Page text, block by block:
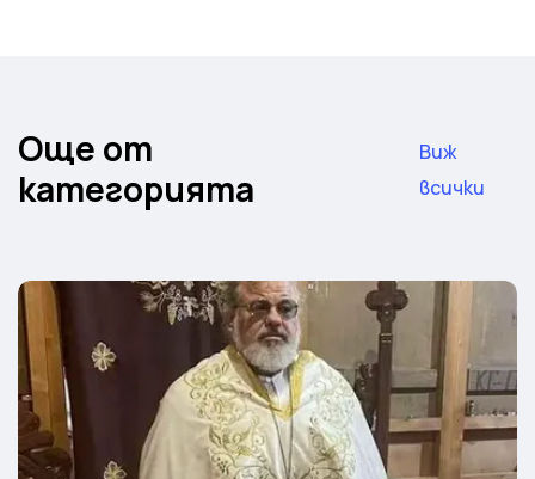
Още от
категорията
Виж
всички